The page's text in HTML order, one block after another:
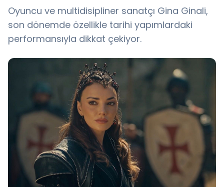
Oyuncu ve multidisipliner sanatçı Gina Ginali,
son dönemde özellikle tarihi yapımlardaki
performansıyla dikkat çekiyor.